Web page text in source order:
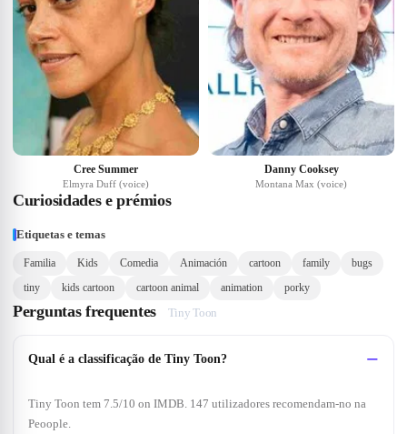
Cree Summer
Elmyra Duff (voice)
Danny Cooksey
Montana Max (voice)
Curiosidades e prémios
Etiquetas e temas
Familia Kids Comedia Animación cartoon family
bugs
tiny
kids cartoon cartoon animal animation porky
Perguntas frequentes Tiny Toon
Qual é a classificação de Tiny Toon?
Tiny Toon tem 7.5/10 on IMDB. 147 utilizadores recomendam-no na
Peoople.